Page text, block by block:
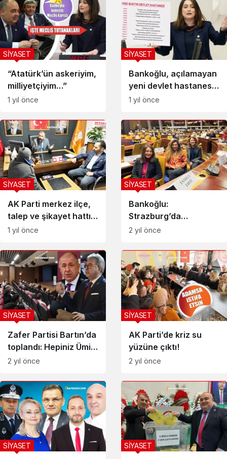
“Atatürk’ün askeriyim,
milliyetçiyim…”
SİYASET
1 yıl önce
Bankoğlu, açılamayan
yeni devlet hastanesi
sorununu Meclis’e
SİYASET
1 yıl önce
AK Parti merkez ilçe,
talep ve şikayet hattı
kurdu
SİYASET
1 yıl önce
Bankoğlu:
Strazburg’da
Türkiye’de
SİYASET
2 yıl önce
Zafer Partisi Bartın’da
toplandı: Hepiniz Ümit
Özdağ’sınız
SİYASET
2 yıl önce
AK Parti’de kriz su
yüzüne çıktı!
SİYASET
2 yıl önce
SİYASET SİYASET